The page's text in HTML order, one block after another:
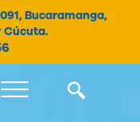
Bucaramanga,
Cúcuta.